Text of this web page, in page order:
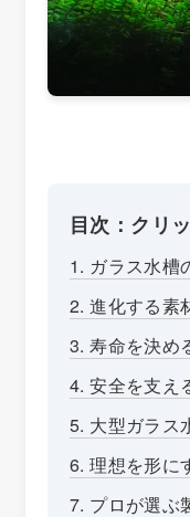
目次：クリ
1. ガラス水槽
2. 進化する素
3. 寿命を決め
4. 安全を支え
5. 大型ガラス
6. 理想を形に
7. プロが選ぶ